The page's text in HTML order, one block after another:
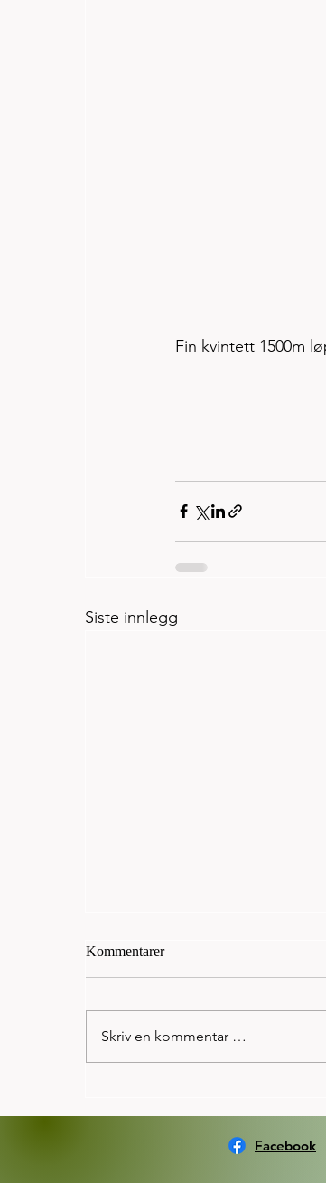
Fin kvintett 1500m
Siste innlegg
Kommentarer
Skriv en kommentar …
Facebook